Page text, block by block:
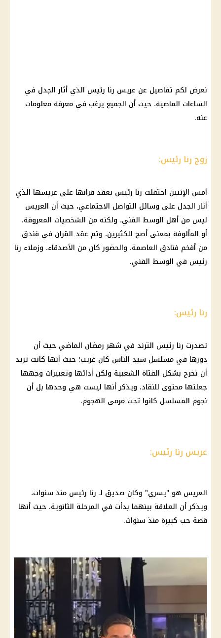
نعرض لكم تفاصيل عن عريس رنا رئيس الذي أثار الجدل في
الساعات الماضية، حيث أن الجميع يرغب في معرفة معلومات
عنه.
زوج رنا رئيس:
أمس الإثنين احتفلت رنا رئيس بعقد قرانها على عريسها الذي
أثار الجدل على وسائل التواصل الاجتماعي، حيث أن العريس
ليس من أهل الوسط الفني، ولكنه من الشخصيات المعروفة،
أو المألوفة بمعنى أصح للكثيرين، وتم عقد القران في فندق
من أفخم فنادق العاصمة، والحضور كان من الأصدقاء، وزملاء رنا
رئيس في الوسط الفني.
رنا رئيس:
تصدرت رنا رئيس الترند في شهر رمضان الماضي حيث أن
دورها في مسلسل سيد الناس كان غريب؛ حيث أنها كانت تريد
أن تخرج بشكل الفتاة الشعبية ولكن أدائها وتعبيرات وجهها
جعلتها محتوى للنقاد، ويذكر أنها ليست هي وحدها بل أن
نجوم المسلسل كانوا تحت مرمى الهجوم.
عريس رنا رئيس:
العريس هو "يسري" وكان صديق لـ رنا رئيس منذ سنوات،
ويذكر أن العلاقة بينهما بدأت في المرحلة الثانوية، حيث أنها
قصة حب كبيرة منذ سنوات.